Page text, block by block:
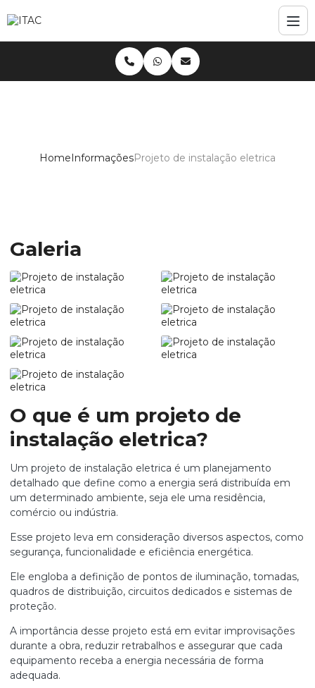
HomeInformaçõesProjeto de instalação eletrica
Galeria
O que é um projeto de
instalação eletrica?
Um projeto de instalação eletrica é um planejamento
detalhado que define como a energia será distribuída em
um determinado ambiente, seja ele uma residência,
comércio ou indústria.
Esse projeto leva em consideração diversos aspectos, como
segurança, funcionalidade e eficiência energética.
Ele engloba a definição de pontos de iluminação, tomadas,
quadros de distribuição, circuitos dedicados e sistemas de
proteção.
A importância desse projeto está em evitar improvisações
durante a obra, reduzir retrabalhos e assegurar que cada
equipamento receba a energia necessária de forma
adequada.